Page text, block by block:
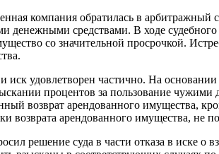
компания обратилась в арбитражный
денежными средствами. В ходе
со значительной просрочкой.
удовлетворен частично. На
процентов за пользование
возврат арендованного имущества,
возврата арендованного имущества,
решение суда в части отказа в иске